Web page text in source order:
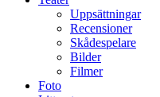
Uppsättningar
Recensioner
Skådespelare
Bilder
Filmer
Foto